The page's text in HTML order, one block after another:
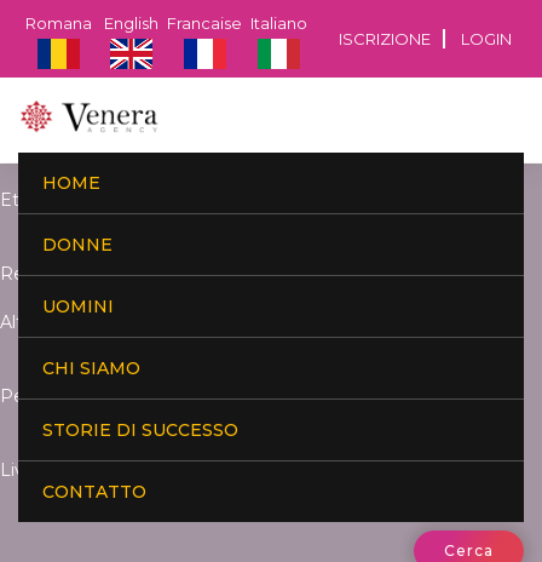
ISCRIZIONE LOGIN
Italiano
Francaise
English
Romana
HOME
DONNE
UOMINI
CHI SIAMO
STORIE DI SUCCESSO
CONTATTO
Età:
Residenza:
Altezza:
Peso:
Livello di studi:
Cerca